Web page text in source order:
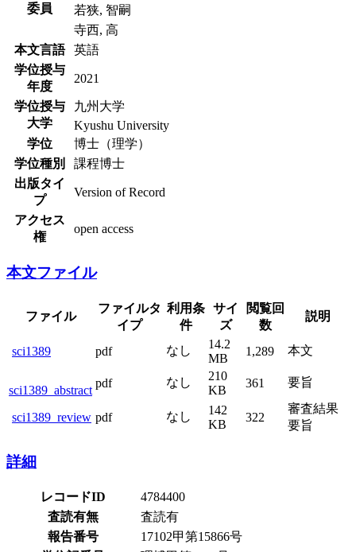
委員
若狭, 智嗣
寺西, 高
本文言語
英語
学位授与
年度
2021
学位授与
大学
九州大学
Kyushu University
学位
博士（理学）
学位種別
課程博士
出版タイ
プ
Version of Record
アクセス
権
open access
本文ファイル
ファイル
ファイルタ
イプ
利用条
件
サイ
ズ
閲覧回
数
説明
sci1389 pdf なし
14.2
MB
1,289 本文
sci1389_abstract
pdf なし
210
KB
361 要旨
sci1389_review pdf なし
142
KB
322
審査結果
要旨
詳細
レコードID
4784400
査読有無
査読有
報告番号
17102甲第15866号